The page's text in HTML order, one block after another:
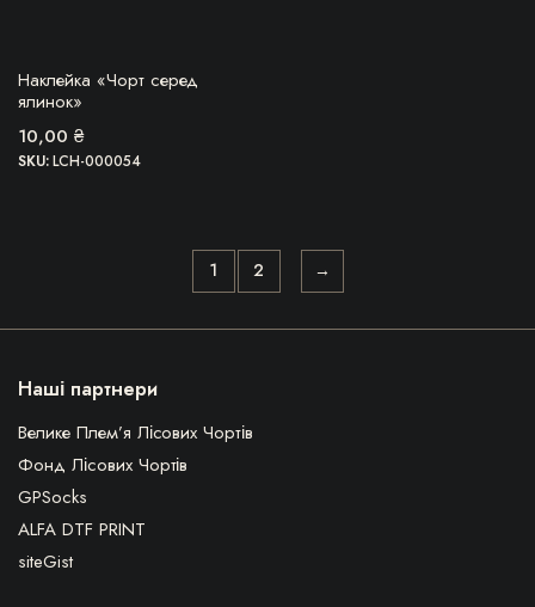
БЕРУ!
Наклейка «Чорт серед
ялинок»
10,00 ₴
SKU:LCH-000054
1 2 →
Наші партнери
Велике Плем’я Лісових Чортів
Фонд Лісових Чортів
GPSocks
ALFA DTF PRINT
siteGist